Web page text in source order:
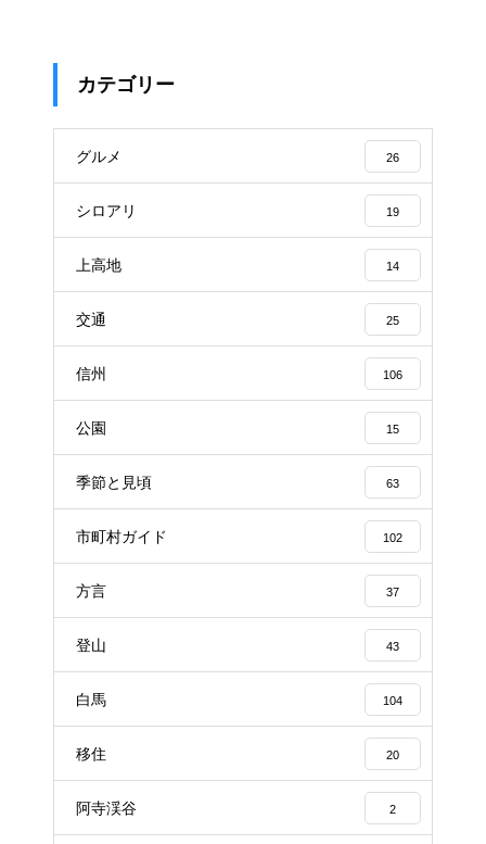
カテゴリー
グルメ 26
シロアリ 19
上高地 14
交通 25
信州 106
公園 15
季節と見頃 63
市町村ガイド 102
方言 37
登山 43
白馬 104
移住 20
阿寺渓谷 2